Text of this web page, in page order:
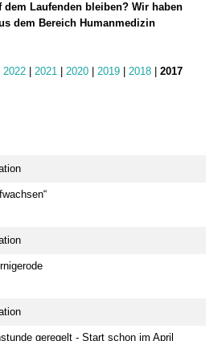
Laufenden bleiben? Wir haben
dem Bereich Humanmedizin
2022 2021 2020 2019 2018 2017
geregelt - Start schon im April